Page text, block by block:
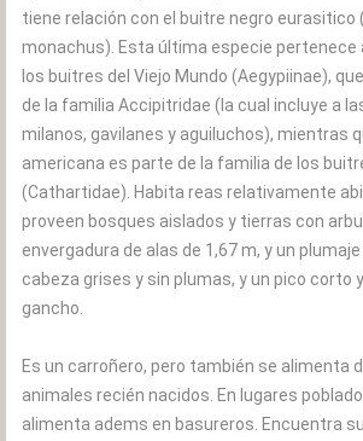
tiene relación con el buitre negro eurasitico
monachus). Esta última especie pertenece
los buitres del Viejo Mundo (Aegypiinae),
de la familia Accipitridae (la cual incluye a
milanos, gavilanes y aguiluchos), mientras
americana es parte de la familia de los
(Cathartidae). Habita reas relativamente
proveen bosques aislados y tierras con
envergadura de alas de 1,67 m, y un
cabeza grises y sin plumas, y un pico corto
gancho.
Es un carroñero, pero también se alimenta
animales recién nacidos. En lugares
alimenta adems en basureros. Encuentra